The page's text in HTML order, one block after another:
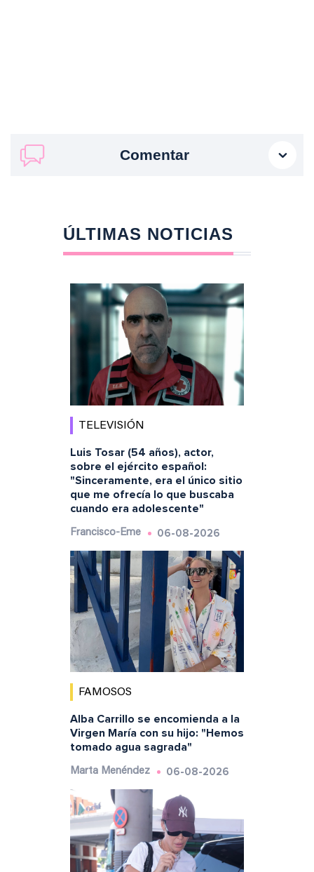
Comentar
ÚLTIMAS NOTICIAS
TELEVISIÓN
Luis Tosar (54 años), actor,
sobre el ejército español:
"Sinceramente, era el único sitio
que me ofrecía lo que buscaba
cuando era adolescente"
Francisco-Eme 06-08-2026
FAMOSOS
Alba Carrillo se encomienda a la
Virgen María con su hijo: "Hemos
tomado agua sagrada"
Marta Menéndez 06-08-2026